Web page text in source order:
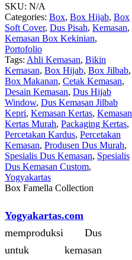
SKU: N/A
Categories: Box, Box Hijab, Box
Soft Cover, Dus Pisah, Kemasan,
Kemasan Box Kekinian,
Portofolio
Tags: Ahli Kemasan, Bikin
Kemasan, Box Hijab, Box Jilbab,
Box Makanan, Cetak Kemasan,
Desain Kemasan, Dus Hijab
Window, Dus Kemasan Jilbab
Kepri, Kemasan Kertas, Kemasan
Kertas Murah, Packaging Kertas,
Percetakan Kardus, Percetakan
Kemasan, Produsen Dus Murah,
Spesialis Dus Kemasan, Spesialis
Dus Kemasan Custom,
Yogyakartas
Box Famella Collection
Yogyakartas.com
memproduksi Dus
untuk kemasan